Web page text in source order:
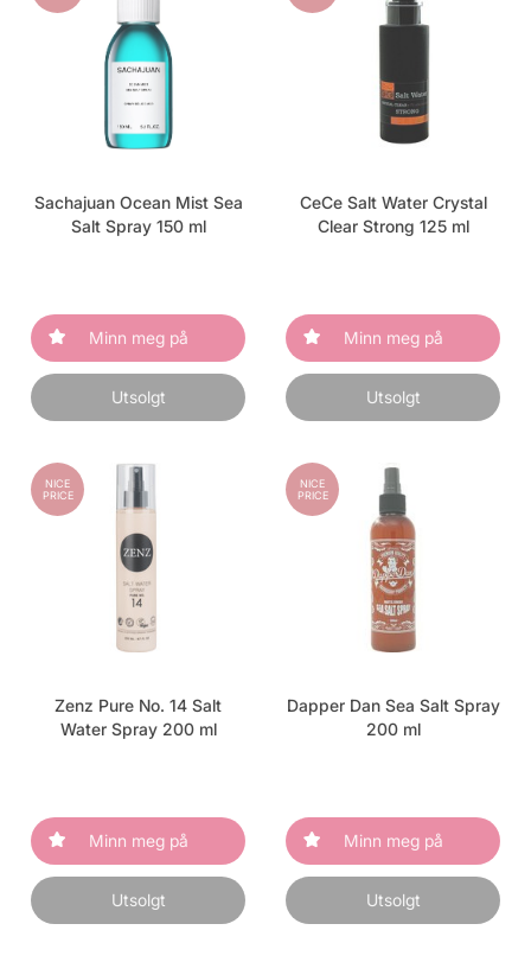
Sachajuan Ocean Mist Sea
Salt Spray 150 ml
Minn meg på
Utsolgt
CeCe Salt Water Crystal
Clear Strong 125 ml
Minn meg på
Utsolgt
NICE
PRICE
Zenz Pure No. 14 Salt
Water Spray 200 ml
Minn meg på
Utsolgt
NICE
PRICE
Dapper Dan Sea Salt Spray
200 ml
Minn meg på
Utsolgt